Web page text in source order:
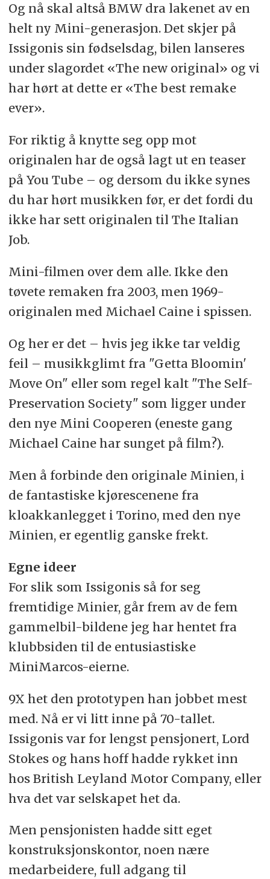
Og nå skal altså BMW dra lakenet av en
helt ny Mini-generasjon. Det skjer på
Issigonis sin fødselsdag, bilen lanseres
under slagordet «The new original» og vi
har hørt at dette er «The best remake
ever».
For riktig å knytte seg opp mot
originalen har de også lagt ut en teaser
på You Tube – og dersom du ikke synes
du har hørt musikken før, er det fordi du
ikke har sett originalen til The Italian
Job.
Mini-filmen over dem alle. Ikke den
tøvete remaken fra 2003, men 1969-
originalen med Michael Caine i spissen.
Og her er det – hvis jeg ikke tar veldig
feil – musikkglimt fra "Getta Bloomin'
Move On" eller som regel kalt "The Self-
Preservation Society" som ligger under
den nye Mini Cooperen (eneste gang
Michael Caine har sunget på film?).
Men å forbinde den originale Minien, i
de fantastiske kjørescenene fra
kloakkanlegget i Torino, med den nye
Minien, er egentlig ganske frekt.
Egne ideer
For slik som Issigonis så for seg
fremtidige Minier, går frem av de fem
gammelbil-bildene jeg har hentet fra
klubbsiden til de entusiastiske
MiniMarcos-eierne.
9X het den prototypen han jobbet mest
med. Nå er vi litt inne på 70-tallet.
Issigonis var for lengst pensjonert, Lord
Stokes og hans hoff hadde rykket inn
hos British Leyland Motor Company, eller
hva det var selskapet het da.
Men pensjonisten hadde sitt eget
konstruksjonskontor, noen nære
medarbeidere, full adgang til